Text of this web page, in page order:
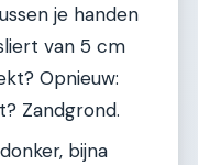
je handen
van 5 cm
Opnieuw:
Zandgrond.
bijna